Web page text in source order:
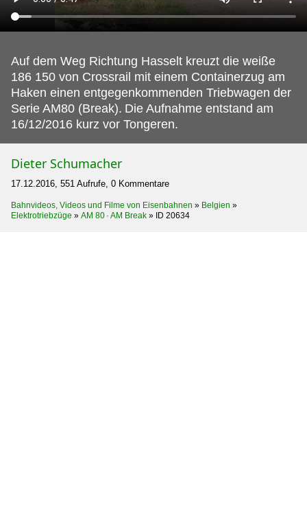
Auf dem Weg Richtung Hasselt kreuzt die weiße
186 150 von Crossrail mit einem Containerzug am
Haken einen entgegenkommenden Triebwagen der
Serie AM80 (Break). Die Aufnahme entstand am
16/12/2016 kurz vor Tongeren.
Dieter Schumacher
17.12.2016, 551 Aufrufe, 0 Kommentare
Bahnvideos, Videos und Filme von Eisenbahnen » Belgien »
Elektrotriebzüge » AM 80 · AM Break » ID 20634